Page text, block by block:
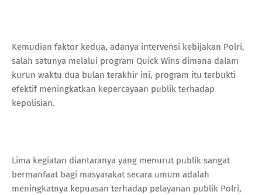
Kemudian faktor kedua, adanya intervensi kebijakan Polri,
salah satunya melalui program Quick Wins dimana dalam
kurun waktu dua bulan terakhir ini, program itu terbukti
efektif meningkatkan kepercayaan publik terhadap
kepolisian.
Lima kegiatan diantaranya yang menurut publik sangat
bermanfaat bagi masyarakat secara umum adalah
meningkatnya kepuasan terhadap pelayanan publik Polri,